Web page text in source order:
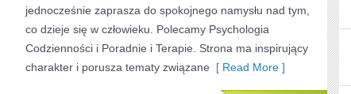
jednocześnie zaprasza do spokojnego namysłu nad tym,
co dzieje się w człowieku. Polecamy Psychologia
Codzienności i Poradnie i Terapie. Strona ma inspirujący
charakter i porusza tematy związane [ Read More ]